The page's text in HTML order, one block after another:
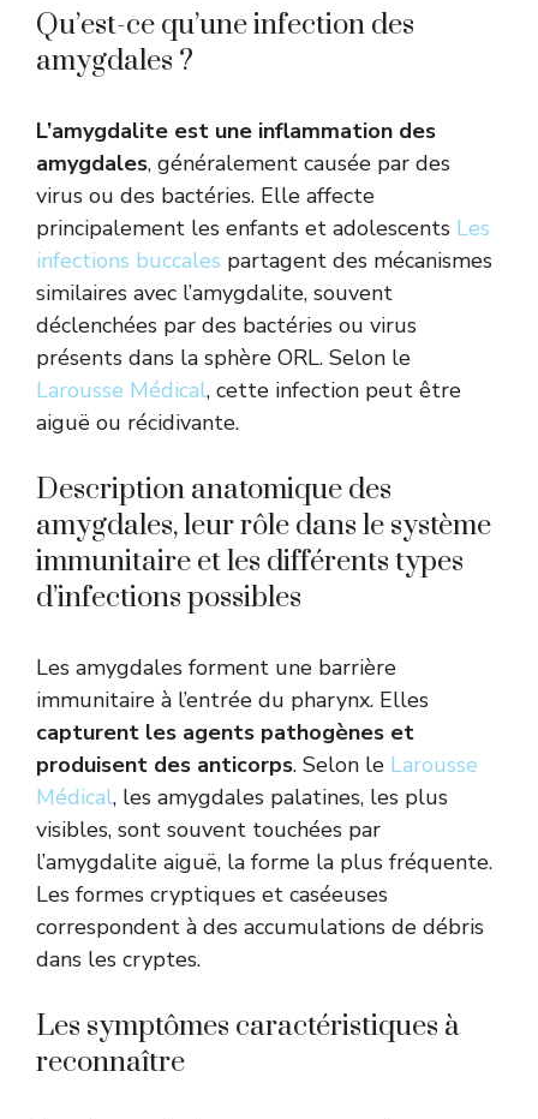
Qu’est-ce qu’une infection des
amygdales ?
L’amygdalite est une inflammation des
amygdales, généralement causée par des
virus ou des bactéries. Elle affecte
principalement les enfants et adolescents Les
infections buccales partagent des mécanismes
similaires avec l’amygdalite, souvent
déclenchées par des bactéries ou virus
présents dans la sphère ORL. Selon le
Larousse Médical, cette infection peut être
aiguë ou récidivante.
Description anatomique des
amygdales, leur rôle dans le système
immunitaire et les différents types
d’infections possibles
Les amygdales forment une barrière
immunitaire à l’entrée du pharynx. Elles
capturent les agents pathogènes et
produisent des anticorps. Selon le Larousse
Médical, les amygdales palatines, les plus
visibles, sont souvent touchées par
l’amygdalite aiguë, la forme la plus fréquente.
Les formes cryptiques et caséeuses
correspondent à des accumulations de débris
dans les cryptes.
Les symptômes caractéristiques à
reconnaître